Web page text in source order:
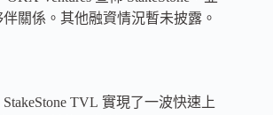
關係。其他融資情況暫未披露。
TVL 實現了一波快速上